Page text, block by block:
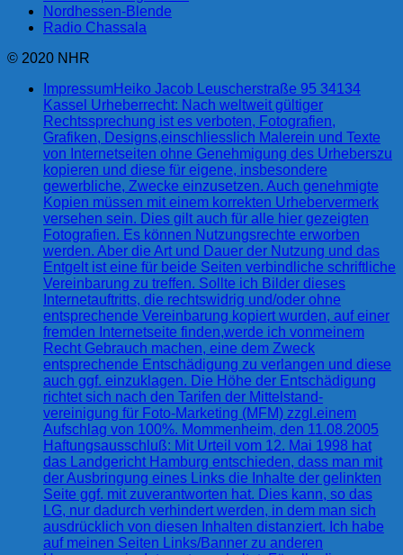
Nordhessen-Blende
Radio Chassala
© 2020 NHR
ImpressumHeiko Jacob Leuscherstraße 95 34134
Kassel Urheberrecht: Nach weltweit gültiger
Rechtssprechung ist es verboten, Fotografien,
Grafiken, Designs,einschliesslich Malerein und Texte
von Internetseiten ohne Genehmigung des Urheberszu
kopieren und diese für eigene, insbesondere
gewerbliche, Zwecke einzusetzen. Auch genehmigte
Kopien müssen mit einem korrekten Urhebervermerk
versehen sein. Dies gilt auch für alle hier gezeigten
Fotografien. Es können Nutzungsrechte erworben
werden. Aber die Art und Dauer der Nutzung und das
Entgelt ist eine für beide Seiten verbindliche schriftliche
Vereinbarung zu treffen. Sollte ich Bilder dieses
Internetauftritts, die rechtswidrig und/oder ohne
entsprechende Vereinbarung kopiert wurden, auf einer
fremden Internetseite finden,werde ich vonmeinem
Recht Gebrauch machen, eine dem Zweck
entsprechende Entschädigung zu verlangen und diese
auch ggf. einzuklagen. Die Höhe der Entschädigung
richtet sich nach den Tarifen der Mittelstand-
vereinigung für Foto-Marketing (MFM) zzgl.einem
Aufschlag von 100%. Mommenheim, den 11.08.2005
Haftungsausschluß: Mit Urteil vom 12. Mai 1998 hat
das Landgericht Hamburg entschieden, dass man mit
der Ausbringung eines Links die Inhalte der gelinkten
Seite ggf. mit zuverantworten hat. Dies kann, so das
LG, nur dadurch verhindert werden, in dem man sich
ausdrücklich von diesen Inhalten distanziert. Ich habe
auf meinen Seiten Links/Banner zu anderen